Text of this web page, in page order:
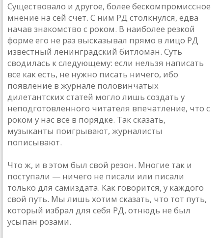
Существовало и другое, более бескомпромиссное
мнение на сей счет. С ним РД столкнулся, едва
начав знакомство с роком. В наиболее резкой
форме его не раз высказывал прямо в лицо РД
известный ленинградский битломан. Суть
сводилась к следующему: если нельзя написать
все как есть, не нужно писать ничего, ибо
появление в журнале половинчатых
дилетантских статей могло лишь создать у
неподготовленного читателя впечатление, что с
роком у нас все в порядке. Так сказать,
музыканты поигрывают, журналисты
пописывают.
Что ж, и в этом был свой резон. Многие так и
поступали — ничего не писали или писали
только для самиздата. Как говорится, у каждого
свой путь. Мы лишь хотим сказать, что тот путь,
который избрал для себя РД, отнюдь не был
усыпан розами.